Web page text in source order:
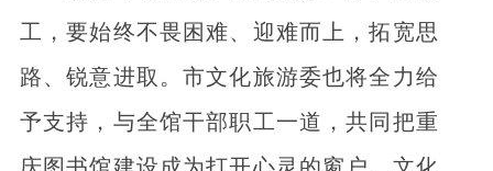
工，要始终不畏困难、迎难而上，拓宽思
路、锐意进取。市文化旅游委也将全力给
予支持，与全馆干部职工一道，共同把重